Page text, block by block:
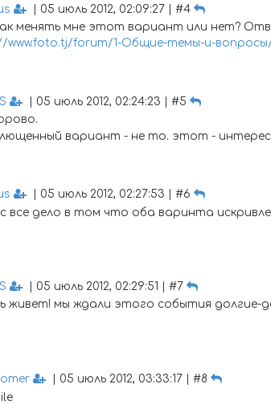
| 05 июль 2012, 02:09:27 | #4
менять мне этот вариант или нет?
www.foto.tj/forum/1-Общие-темы-и-
| 05 июль 2012, 02:24:23 | #5
вариант - не то. этот -
| 05 июль 2012, 02:27:53 | #6
все дело в том что оба варинта
| 05 июль 2012, 02:29:51 | #7
живет! мы ждали этого события долгие-
| 05 июль 2012, 03:33:17 | #8